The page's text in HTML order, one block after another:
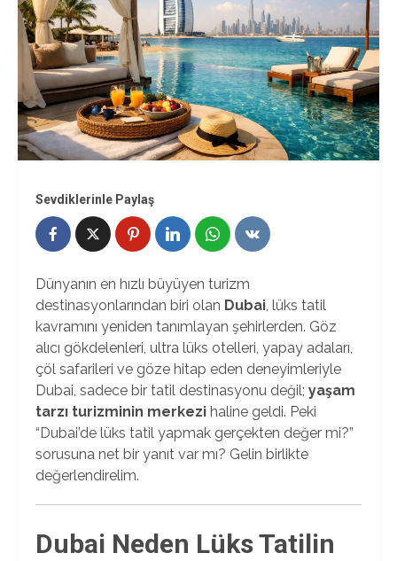
Sevdiklerinle Paylaş
Dünyanın en hızlı büyüyen turizm
destinasyonlarından biri olan Dubai, lüks tatil
kavramını yeniden tanımlayan şehirlerden. Göz
alıcı gökdelenleri, ultra lüks otelleri, yapay adaları,
çöl safarileri ve göze hitap eden deneyimleriyle
Dubai, sadece bir tatil destinasyonu değil; yaşam
tarzı turizminin merkezi haline geldi. Peki
“Dubai’de lüks tatil yapmak gerçekten değer mi?”
sorusuna net bir yanıt var mı? Gelin birlikte
değerlendirelim.
Dubai Neden Lüks Tatilin